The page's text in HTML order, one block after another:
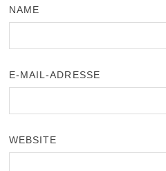
NAME
E-MAIL-ADRESSE
WEBSITE